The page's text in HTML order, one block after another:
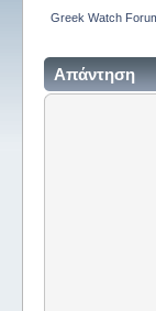
Greek Watch
Απάντηση